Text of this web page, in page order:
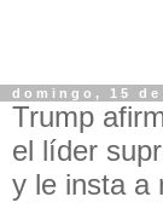
domingo, 15 de
Trump
el líder
y le insta a